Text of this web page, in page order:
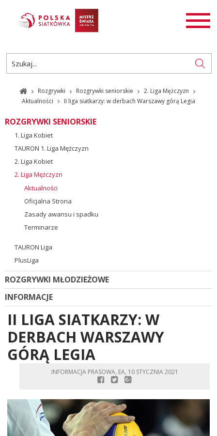
AKTUALNOŚCI
ROZGRYWKI
PL
EN
Rozgrywki Rozgrywki seniorskie
2. Liga Mężczyzn
Aktualności
II liga siatkarzy: w derbach Warszawy górą Legia
ROZGRYWKI SENIORSKIE
1. Liga Kobiet
TAURON 1. Liga Mężczyzn
2. Liga Kobiet
2. Liga Mężczyzn
Aktualności
Oficjalna Strona
Zasady awansu i spadku
Terminarze
TAURON Liga
PlusLiga
ROZGRYWKI MŁODZIEŻOWE
INFORMACJE
II LIGA SIATKARZY: W
DERBACH WARSZAWY
GÓRĄ LEGIA
INFORMACJA PRASOWA, EA, 10 STYCZNIA 2021